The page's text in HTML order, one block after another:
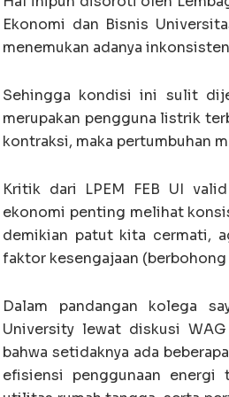
Ekonomi dan Bisnis
menemukan adanya
Sehingga kondisi ini sulit
merupakan pengguna listrik
kontraksi, maka pertumbuhan
Kritik dari LPEM FEB UI
ekonomi penting melihat
demikian patut kita cermati,
faktor kesengajaan
Dalam pandangan kolega
University lewat diskusi
bahwa setidaknya ada
efisiensi penggunaan energi